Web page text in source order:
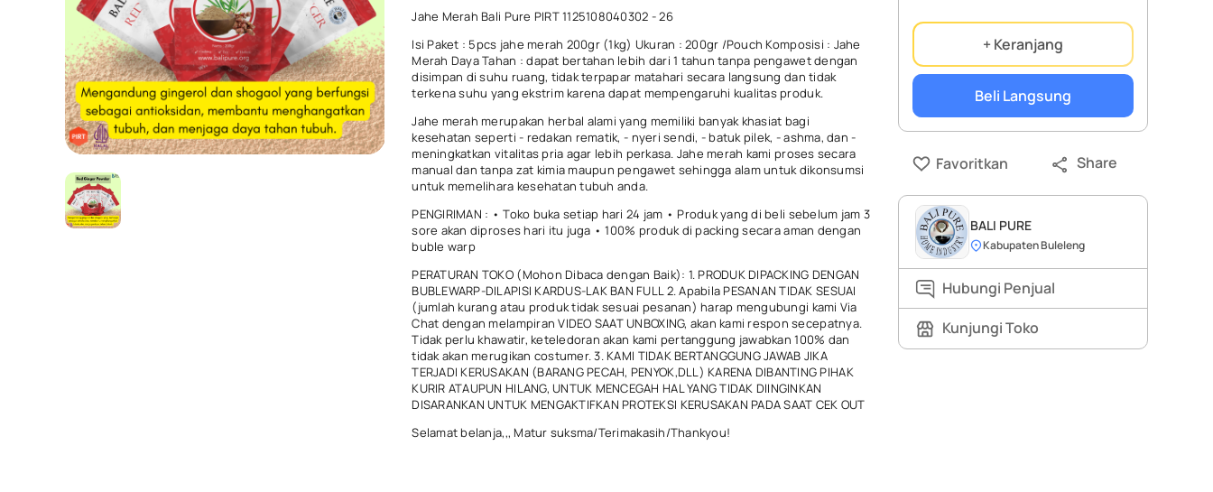
Jahe Merah Bali Pure PIRT 1125108040302 - 26
Isi Paket : 5pcs jahe merah 200gr (1kg) Ukuran : 200gr /Pouch Komposisi : Jahe
Merah Daya Tahan : dapat bertahan lebih dari 1 tahun tanpa pengawet dengan
disimpan di suhu ruang, tidak terpapar matahari secara langsung dan tidak
terkena suhu yang ekstrim karena dapat mempengaruhi kualitas produk.
Jahe merah merupakan herbal alami yang memiliki banyak khasiat bagi
kesehatan seperti - redakan rematik, - nyeri sendi, - batuk pilek, - ashma, dan -
meningkatkan vitalitas pria agar lebih perkasa. Jahe merah kami proses secara
manual dan tanpa zat kimia maupun pengawet sehingga alam untuk dikonsumsi
untuk memelihara kesehatan tubuh anda.
PENGIRIMAN : • Toko buka setiap hari 24 jam • Produk yang di beli sebelum jam 3
sore akan diproses hari itu juga • 100% produk di packing secara aman dengan
buble warp
PERATURAN TOKO (Mohon Dibaca dengan Baik): 1. PRODUK DIPACKING DENGAN
BUBLEWARP-DILAPISI KARDUS-LAK BAN FULL 2. Apabila PESANAN TIDAK SESUAI
(jumlah kurang atau produk tidak sesuai pesanan) harap mengubungi kami Via
Chat dengan melampiran VIDEO SAAT UNBOXING, akan kami respon secepatnya.
Tidak perlu khawatir, keteledoran akan kami pertanggung jawabkan 100% dan
tidak akan merugikan costumer. 3. KAMI TIDAK BERTANGGUNG JAWAB JIKA
TERJADI KERUSAKAN (BARANG PECAH, PENYOK,DLL) KARENA DIBANTING PIHAK
KURIR ATAUPUN HILANG, UNTUK MENCEGAH HAL YANG TIDAK DIINGINKAN
DISARANKAN UNTUK MENGAKTIFKAN PROTEKSI KERUSAKAN PADA SAAT CEK OUT
Selamat belanja,,, Matur suksma/Terimakasih/Thankyou!
+ Keranjang
Beli Langsung
Favoritkan Share
BALI PURE
Kabupaten Buleleng
Hubungi Penjual
Kunjungi Toko